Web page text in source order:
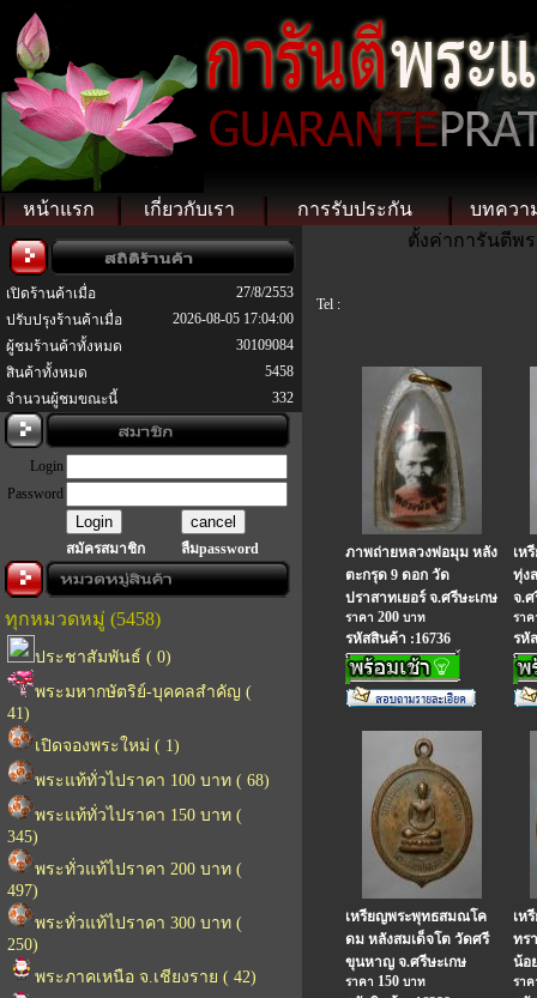
หน้าแรก เกี่ยวกับเรา การรับประกัน บทควา
เปิดร้านค้าเมื่อ
27/8/2553
ปรับปรุงร้านค้าเมื่อ
2026-08-05 17:04:00
ผู้ชมร้านค้าทั้งหมด
30109084
สินค้าทั้งหมด
5458
จำนวนผู้ชมขณะนี้
332
Login
Password
สมัครสมาชิก ลืมpassword
ทุกหมวดหมู่ (5458)
ประชาสัมพันธ์ ( 0)
พระมหากษัตริย์-บุคคลสำคัญ (
41)
เปิดจองพระใหม่ ( 1)
พระแท้ทั่วไปราคา 100 บาท ( 68)
พระแท้ทั่วไปราคา 150 บาท (
345)
พระทั่วแท้ไปราคา 200 บาท (
497)
พระทั่วแท้ไปราคา 300 บาท (
250)
พระภาคเหนือ จ.เชียงราย ( 42)
ตั้งค่าการันตีพร
Tel :
ภาพถ่ายหลวงพ่อมุม หลัง
ตะกรุด 9 ดอก วัด
ปราสาทเยอร์ จ.ศรีษะเกษ
ราคา 200 บาท
รหัสสินค้า :16736
เห
ทุ่ง
จ.ศ
รา
รหั
เหรียญพระพุทธสมณโค
ดม หลังสมเด็จโต วัดศรี
ขุนหาญ จ.ศรีษะเกษ
ราคา 150 บาท
เห
ทร
น้อ
รา